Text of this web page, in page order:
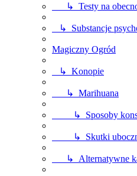
↳ Testy na
↳ Substancje
Magiczny Ogród
↳ Konopie
↳ Marihuana
↳ Sposoby
↳ Skutki
↳ Alternatywne